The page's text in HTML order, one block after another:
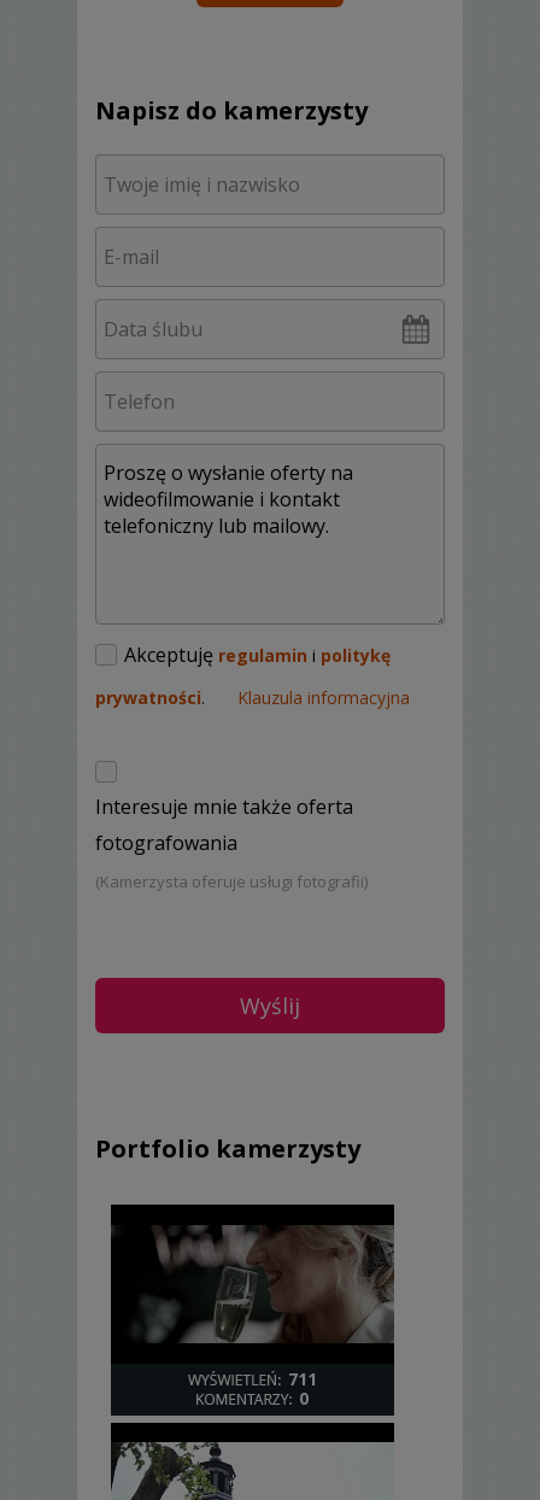
w zależności od warunków i efektu jaki
zamierzamy osiągnąć. Filmy kręcone są
aparatami cyfrowymi bezlusterkowcami
firmy Sony, a stabilizację obrazu i
odpowiednie efekty zapewnia profesjonalny
zestaw dodatkowego wyposażenia
filmowego.
Współpracę z Państwem zaczynamy w
trakcie rozmowy, podczas której
opowiadamy i pokazujemy w jaki sposób
będziemy pracować, ilustrując przykładami z
naszego portfolio. Mając na uwadze, że
zdjęcia i filmy pozostaną z Wami przez całe
życie jesteśmy bardzo wyczuleni na sposób
ich kreowania. Zdjęcia zawsze są
odpowiednio wyselekcjonowane,
naświetlone, ostre, wykadrowane i poddane
tego specjalnego dnia. Dbamy o Was!
Napisz do kamerzysty
Akceptuję regulamin i politykę
prywatności. Klauzula informacyjna
Interesuje mnie także oferta
fotografowania
(Kamerzysta oferuje usługi fotografii)
Portfolio kamerzysty
711
0